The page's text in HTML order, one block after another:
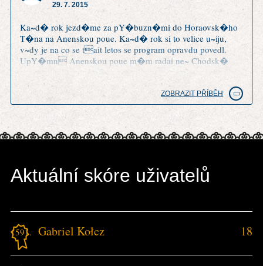
29. 7. 2015
Ka~d� rok jezd�me za pY�buzn�mi do Horaovsk�ho
T�na na Anenskou poue. Ka~d� rok si to velice u~iju,
v~dy je na co se tait letos se program opravdu povedl.
UpY�mn Anenskou poue m�m radai ne~ Chodsk�
slavnosti v Doma~lic�ch a trochu m mrz�, ~e o tradici
Anensk� pouti tu nen� ani zm�Hka.
ZOBRAZIT PŘÍBĚH
Aktuální skóre uživatelů
1591. Gabriel Kołcz 18